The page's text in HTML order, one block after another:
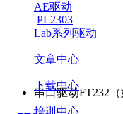
PL2303
串口驱动FT232
AE驱动
Lab系列驱动
文章中心
下载中心